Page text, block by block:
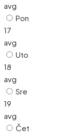
avg
Pon
17
avg
Uto
18
avg
Sre
19
avg
Čet